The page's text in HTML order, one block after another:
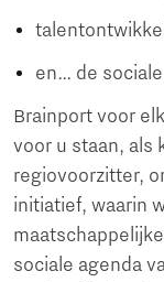
en… de
Brainport voor
voor u staan, als
regiovoorzitter,
initiatief, waarin
sociale agenda